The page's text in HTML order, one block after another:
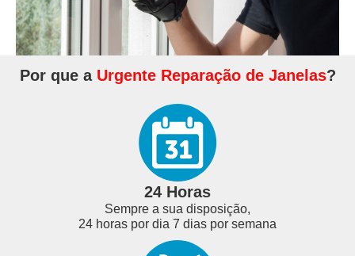
Por que a Urgente Reparação de Janelas?
24 Horas
Sempre a sua disposição,
24 horas por dia 7 dias por semana